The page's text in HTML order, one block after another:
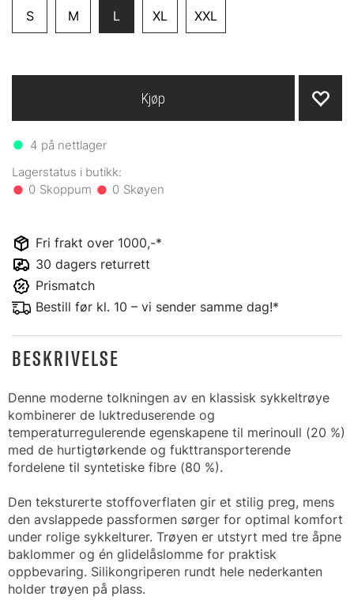
S M L XL XXL
4 på nettlager
0 0
Kjøp
Fri frakt over 1000,-*
30 dagers returrett
Prismatch
Bestill før kl. 10 – vi sender samme dag!*
BESKRIVELSE
Denne moderne tolkningen av en klassisk sykkeltrøye
kombinerer de luktreduserende og
temperaturregulerende egenskapene til merinoull (20 %)
med de hurtigtørkende og fukttransporterende
fordelene til syntetiske fibre (80 %).
Den teksturerte stoffoverflaten gir et stilig preg, mens
den avslappede passformen sørger for optimal komfort
under rolige sykkelturer. Trøyen er utstyrt med tre åpne
baklommer og én glidelåslomme for praktisk
oppbevaring. Silikongriperen rundt hele nederkanten
holder trøyen på plass.